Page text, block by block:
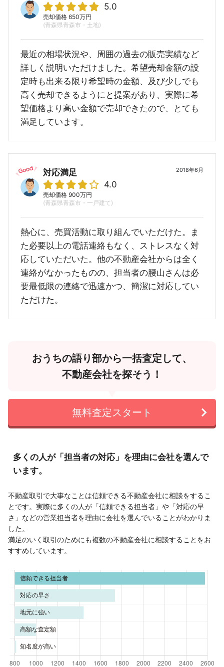
5.0
売却価格 650万円
(青森県青森市・土地)
最近の相場状況や、周囲の過去の販売実績など
詳しく説明いただけました。希望売却金額の設
定時も出来る限り希望時の金額、及び少しでも
高く売却できるようにと提案があり、実際に希
望価格より高い金額で売却できたので、とても
満足しています。
2018年6月
対応満足
4.0
売却価格 900万円
(青森県青森市・一戸建て)
熱心に、売買活動に取り組んでいただけた。ま
た必要以上の電話連絡もなく、ストレスなく対
応していただいた。他の不動産会社からは全く
連絡がなかったものの、担当者の腰山さんは必
要最低限の連絡で迅速かつ、簡潔に対応してい
ただけた。
おうちの語り部から一括査定して、
不動産会社を探そう！
無料査定スタート
多くの人が「担当者の対応」を理由に会社を選んで
います。
不動産取引で大事なことは信頼できる不動産会社に相談をするこ
とです。実際に多くの人が「信頼できる担当者」や「対応の早
さ」などの営業担当者を理由に会社を選んでいることがわかりま
した。
満足のいく取引のためにも複数の不動産会社に相談することをお
すすめしています。